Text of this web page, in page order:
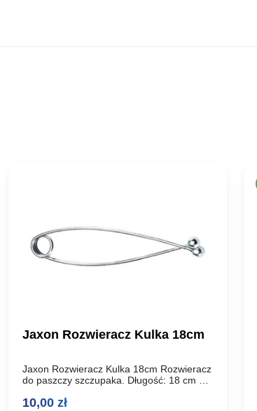
Jaxon Rozwieracz Kulka 18cm
Jaxon Rozwieracz Kulka 18cm Rozwieracz
do paszczy szczupaka. Długość: 18 cm Nr
10,00 zł